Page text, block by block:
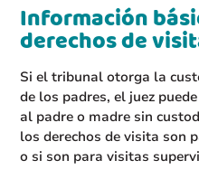
Información
derechos de
Si el tribunal otorga la
de los padres, el juez
al padre o madre sin
los derechos de visita son
o si son para visitas